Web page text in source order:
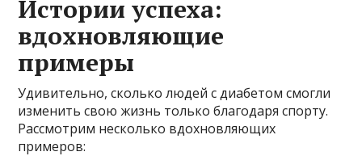
Истории успеха:
вдохновляющие
примеры
Удивительно, сколько людей с диабетом смогли
изменить свою жизнь только благодаря спорту.
Рассмотрим несколько вдохновляющих
примеров: